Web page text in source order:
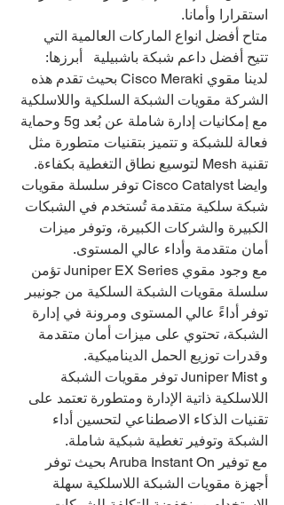
استقرارا وأمانا.
متاح أفضل انواع الماركات العالمية التي
تتيح أفضل داعم شبكة باشبيلية   أبرزها:
لدينا مقوي Cisco Meraki بحيث تقدم هذه
الشركة مقويات الشبكة السلكية واللاسلكية
مع إمكانيات إدارة شاملة عن بُعد 5g وحماية
فعالة للشبكة و تتميز بتقنيات متطورة مثل
تقنية Mesh لتوسيع نطاق التغطية بكفاءة.
وايضا Cisco Catalyst توفر سلسلة مقويات
شبكة سلكية متقدمة تُستخدم في الشبكات
الكبيرة والشركات الكبيرة، وتوفر ميزات
أمان متقدمة وأداء عالي المستوى.
مع وجود مقوي Juniper EX Series تؤمن
سلسلة مقويات الشبكة السلكية من جونيبر
توفر أداءً عالي المستوى ومرونة في إدارة
الشبكة، تحتوي على ميزات أمان متقدمة
وقدرات توزيع الحمل الديناميكية.
و Juniper Mist توفر مقويات الشبكة
اللاسلكية ذاتية الإدارة ومتطورة تعتمد على
تقنيات الذكاء الاصطناعي لتحسين أداء
الشبكة وتوفير تغطية شبكية شاملة.
مع توفير Aruba Instant On بحيث توفر
أجهزة مقويات الشبكة اللاسلكية سهلة